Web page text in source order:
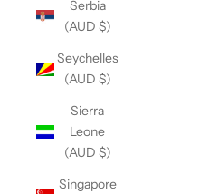
Serbia
(AUD $)
Seychelles
(AUD $)
Sierra
Leone
(AUD $)
Singapore